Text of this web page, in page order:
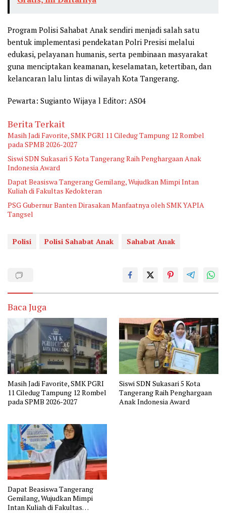
Program Polisi Sahabat Anak sendiri menjadi salah satu
bentuk implementasi pendekatan Polri Presisi melalui
edukasi, pelayanan humanis, serta pembinaan masyarakat
guna menciptakan keamanan, keselamatan, ketertiban, dan
kelancaran lalu lintas di wilayah Kota Tangerang.
Pewarta: Sugianto Wijaya l Editor: AS04
Berita Terkait
Masih Jadi Favorite, SMK PGRI 11 Ciledug Tampung 12 Rombel
pada SPMB 2026-2027
Siswi SDN Sukasari 5 Kota Tangerang Raih Penghargaan Anak
Indonesia Award
Dapat Beasiswa Tangerang Gemilang, Wujudkan Mimpi Intan
Kuliah di Fakultas Kedokteran
PSG Gubernur Banten Dirasakan Manfaatnya oleh SMK YAPIA
Tangsel
Polisi Polisi Sahabat Anak Sahabat Anak
Baca Juga
Masih Jadi Favorite, SMK PGRI
11 Ciledug Tampung 12 Rombel
pada SPMB 2026-2027
Siswi SDN Sukasari 5 Kota
Tangerang Raih Penghargaan
Anak Indonesia Award
Dapat Beasiswa Tangerang
Gemilang, Wujudkan Mimpi
Intan Kuliah di Fakultas